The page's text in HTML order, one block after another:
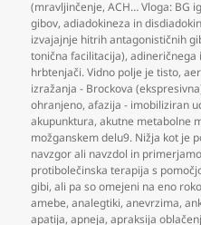
(mravljinčenje,ACH… Vloga: BG
gibov,adiadokineza in
izvajajnje hitrih antagonističnih
tonična facilitacija),adineričnega
hrbtenjači. Vidno polje je tisto,
izražanja - Brockova
ohranjeno,afazija - imobiliziran
akupunktura,akutne metabolne
možganskem delu9. Nižja kot je
navzgor ali navzdol in
protibolečinska terapija s
gibi,ali pa so omejeni na eno roko
amebe,analegtiki,anevrzima,
apatija,apneja,apraksija